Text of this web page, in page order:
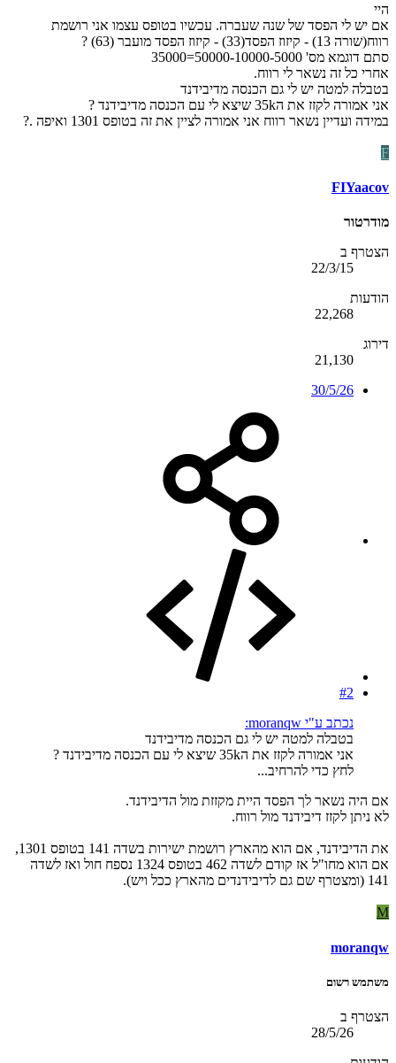
היי
אם יש לי הפסד של שנה שעברה. עכשיו בטופס עצמו אני רושמת
רווח(שורה 13) - קיזוז הפסד(33) - קיזוז הפסד מועבר (63) ?
סתם דוגמא מס' 50000-10000-5000=35000
אחרי כל זה נשאר לי רווח.
בטבלה למטה יש לי גם הכנסה מדיבידנד
אני אמורה לקזז את ה35k שיצא לי עם הכנסה מדיבידנד ?
במידה ועדיין נשאר רווח אני אמורה לציין את זה בטופס 1301 ואיפה .?
F
FIYaacov
מודרטור
הצטרף ב
22/3/15
הודעות
22,268
דירוג
21,130
30/5/26
#2
נכתב ע"י moranqw:
בטבלה למטה יש לי גם הכנסה מדיבידנד
אני אמורה לקזז את ה35k שיצא לי עם הכנסה מדיבידנד ?
לחץ כדי להרחיב...
אם היה נשאר לך הפסד היית מקזזת מול הדיבידנד.
לא ניתן לקזז דיבידנד מול רווח.
את הדיבידנד, אם הוא מהארץ רושמת ישירות בשדה 141 בטופס 1301,
אם הוא מחו"ל אז קודם לשדה 462 בטופס 1324 נספח חול ואז לשדה
141 (ומצטרף שם גם לדיבידנדים מהארץ ככל ויש).
M
moranqw
משתמש רשום
הצטרף ב
28/5/26